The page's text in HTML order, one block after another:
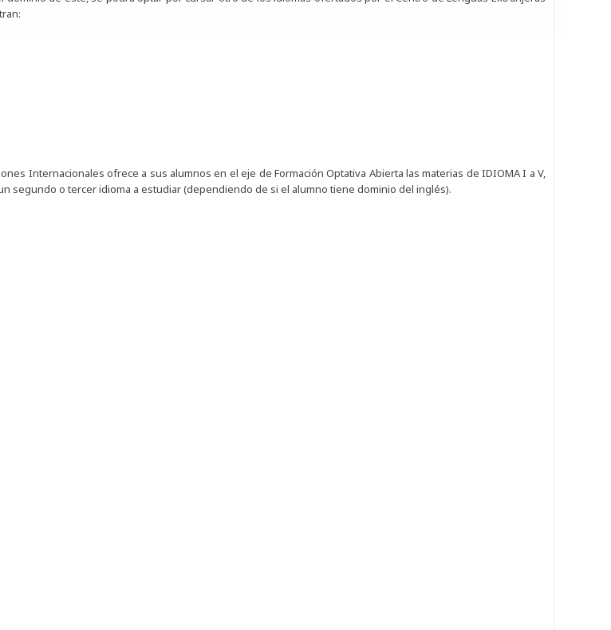
Internacionales ofrece a sus alumnos en el eje de Formación Optativa Abierta las materias de IDIOMA I a V,
segundo o tercer idioma a estudiar (dependiendo de si el alumno tiene dominio del inglés).